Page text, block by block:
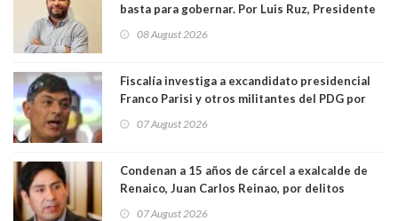
basta para gobernar. Por Luis Ruz, Presidente
08 August 2026
Fiscalía investiga a excandidato presidencial
Franco Parisi y otros militantes del PDG por
07 August 2026
Condenan a 15 años de cárcel a exalcalde de
Renaico, Juan Carlos Reinao, por delitos
07 August 2026